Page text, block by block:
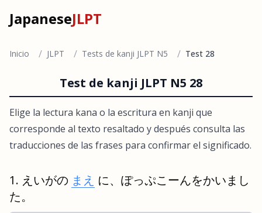
JapaneseJLPT
Inicio / JLPT / Tests de kanji JLPT N5 / Test 28
Test de kanji JLPT N5 28
Elige la lectura kana o la escritura en kanji que
corresponde al texto resaltado y después consulta las
traducciones de las frases para confirmar el significado.
えいがの まえ に、ぽっぷこーんをかいまし
た。